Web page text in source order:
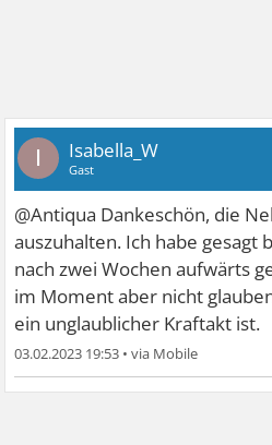
I Isabella_W
Gast
@Antiqua Dankeschön, die
auszuhalten. Ich habe gesagt
nach zwei Wochen aufwärts
im Moment aber nicht
ein unglaublicher Kraftakt ist.
03.02.2023 19:53 •